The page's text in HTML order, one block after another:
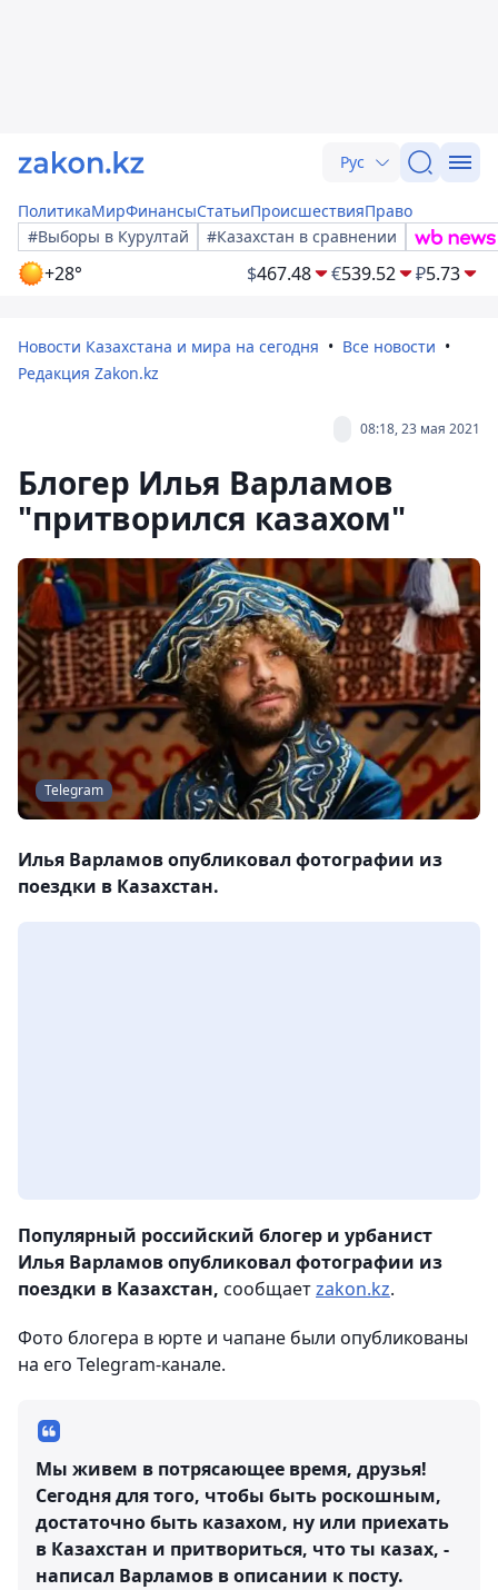
Рус
ПолитикаМирФинансыСтатьиПроисшествияПраво
#Выборы в Курултай
#Казахстан в сравнении
+28° $467.48 €539.52 ₽5.73
Новости Казахстана и мира на сегодня
Все новости
Редакция Zakon.kz
08:18, 23 мая 2021
Блогер Илья Варламов
"притворился казахом"
Telegram
Илья Варламов опубликовал фотографии из
поездки в Казахстан.
Популярный российский блогер и урбанист
Илья Варламов опубликовал фотографии из
поездки в Казахстан, сообщаетzakon.kz.
Фото блогера в юрте и чапане были опубликованы
на его Telegram-канале.
Мы живем в потрясающее время, друзья!
Сегодня для того, чтобы быть роскошным,
достаточно быть казахом, ну или приехать
в Казахстан и притвориться, что ты казах, -
написал Варламов в описании к посту.